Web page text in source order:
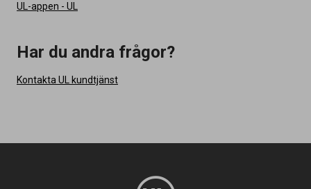
UL-appen - UL
Har du andra frågor?
Kontakta UL kundtjänst